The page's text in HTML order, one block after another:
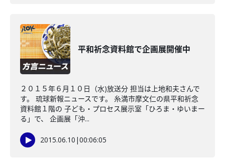
平和祈念資料館で企画展開催中
２０１５年６月１０日（水)放送分 担当は上地和夫さんで
す。 琉球新報ニュースです。 糸満市摩文仁の県平和祈念
資料館１階の 子ども・プロセス展示室「ひろま・ゆいまー
る」で、 企画展「沖...
2015.06.10 |00:06:05